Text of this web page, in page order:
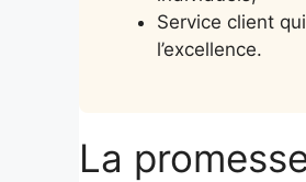
Service client
l’excellence.
La